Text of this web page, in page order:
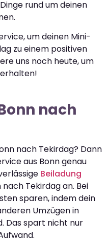
rund um deinen
um deinen Mini-
zu einem positiven
uns noch heute, um
nach
nach Tekirdag? Dann
aus Bonn genau
Beiladung
Tekirdag an. Bei
sparen, indem dein
Umzügen in
Das spart nicht nur